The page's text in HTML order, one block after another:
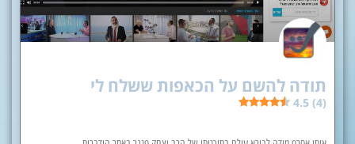
תודה להשם על הכאפות ששלח לי
4.5 (4)